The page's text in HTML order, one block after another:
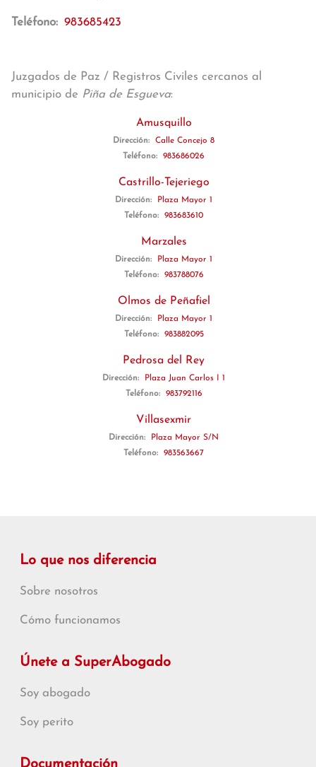
Teléfono: 983685423
Juzgados de Paz / Registros Civiles cercanos al
municipio de Piña de Esgueva:
Amusquillo
Dirección:
Calle Concejo 8
Teléfono:
983686026
Castrillo-Tejeriego
Dirección:
Plaza Mayor 1
Teléfono:
983683610
Marzales
Dirección:
Plaza Mayor 1
Teléfono:
983788076
Olmos de Peñafiel
Dirección:
Plaza Mayor 1
Teléfono:
983882095
Pedrosa del Rey
Dirección:
Plaza Juan Carlos I 1
Teléfono:
983792116
Villasexmir
Dirección:
Plaza Mayor S/N
Teléfono:
983563667
Lo que nos diferencia
Sobre nosotros
Cómo funcionamos
Únete a SuperAbogado
Soy abogado
Soy perito
Documentación